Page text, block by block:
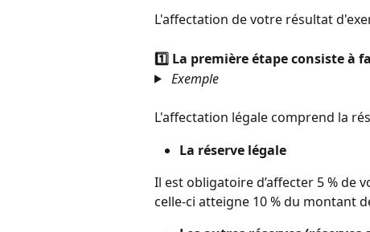
L'affectation de votre résultat
1️⃣ La première étape consiste à
Exemple
L'affectation légale comprend la
La réserve légale
Il est obligatoire d’affecter 5 % de
celle-ci atteigne 10 % du montant